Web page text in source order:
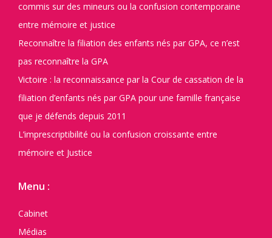
commis sur des mineurs ou la confusion contemporaine
entre mémoire et justice
Reconnaître la filiation des enfants nés par GPA, ce n’est
pas reconnaître la GPA
Victoire : la reconnaissance par la Cour de cassation de la
filiation d’enfants nés par GPA pour une famille française
que je défends depuis 2011
L’imprescriptibilité ou la confusion croissante entre
mémoire et Justice
Menu :
Cabinet
Médias